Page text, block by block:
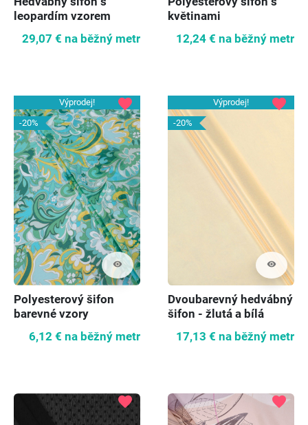
leopardím vzorem
29,07 € na běžný metr
květinami
12,24 € na běžný metr
Výprodej!
-20%
visibility
favorite
Polyesterový šifon
barevné vzory
6,12 € na běžný metr
Výprodej!
-20%
visibility
favorite
Dvoubarevný hedvábný
šifon - žlutá a bílá
17,13 € na běžný metr
favorite favorite